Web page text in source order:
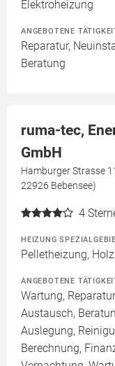
Elektroheizung
ANGEBOTENE
Reparatur,
Beratung
ruma-tec,
GmbH
Hamburger Strasse
22926 Bebensee)
4
HEIZUNG
Pelletheizung,
ANGEBOTENE
Wartung,
Austausch,
Auslegung,
Berechnung,